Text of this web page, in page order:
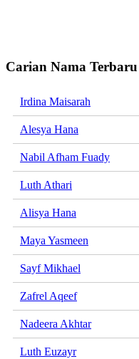
Carian Nama Terbaru
Irdina Maisarah
Alesya Hana
Nabil Afham Fuady
Luth Athari
Alisya Hana
Maya Yasmeen
Sayf Mikhael
Zafrel Aqeef
Nadeera Akhtar
Luth Euzayr